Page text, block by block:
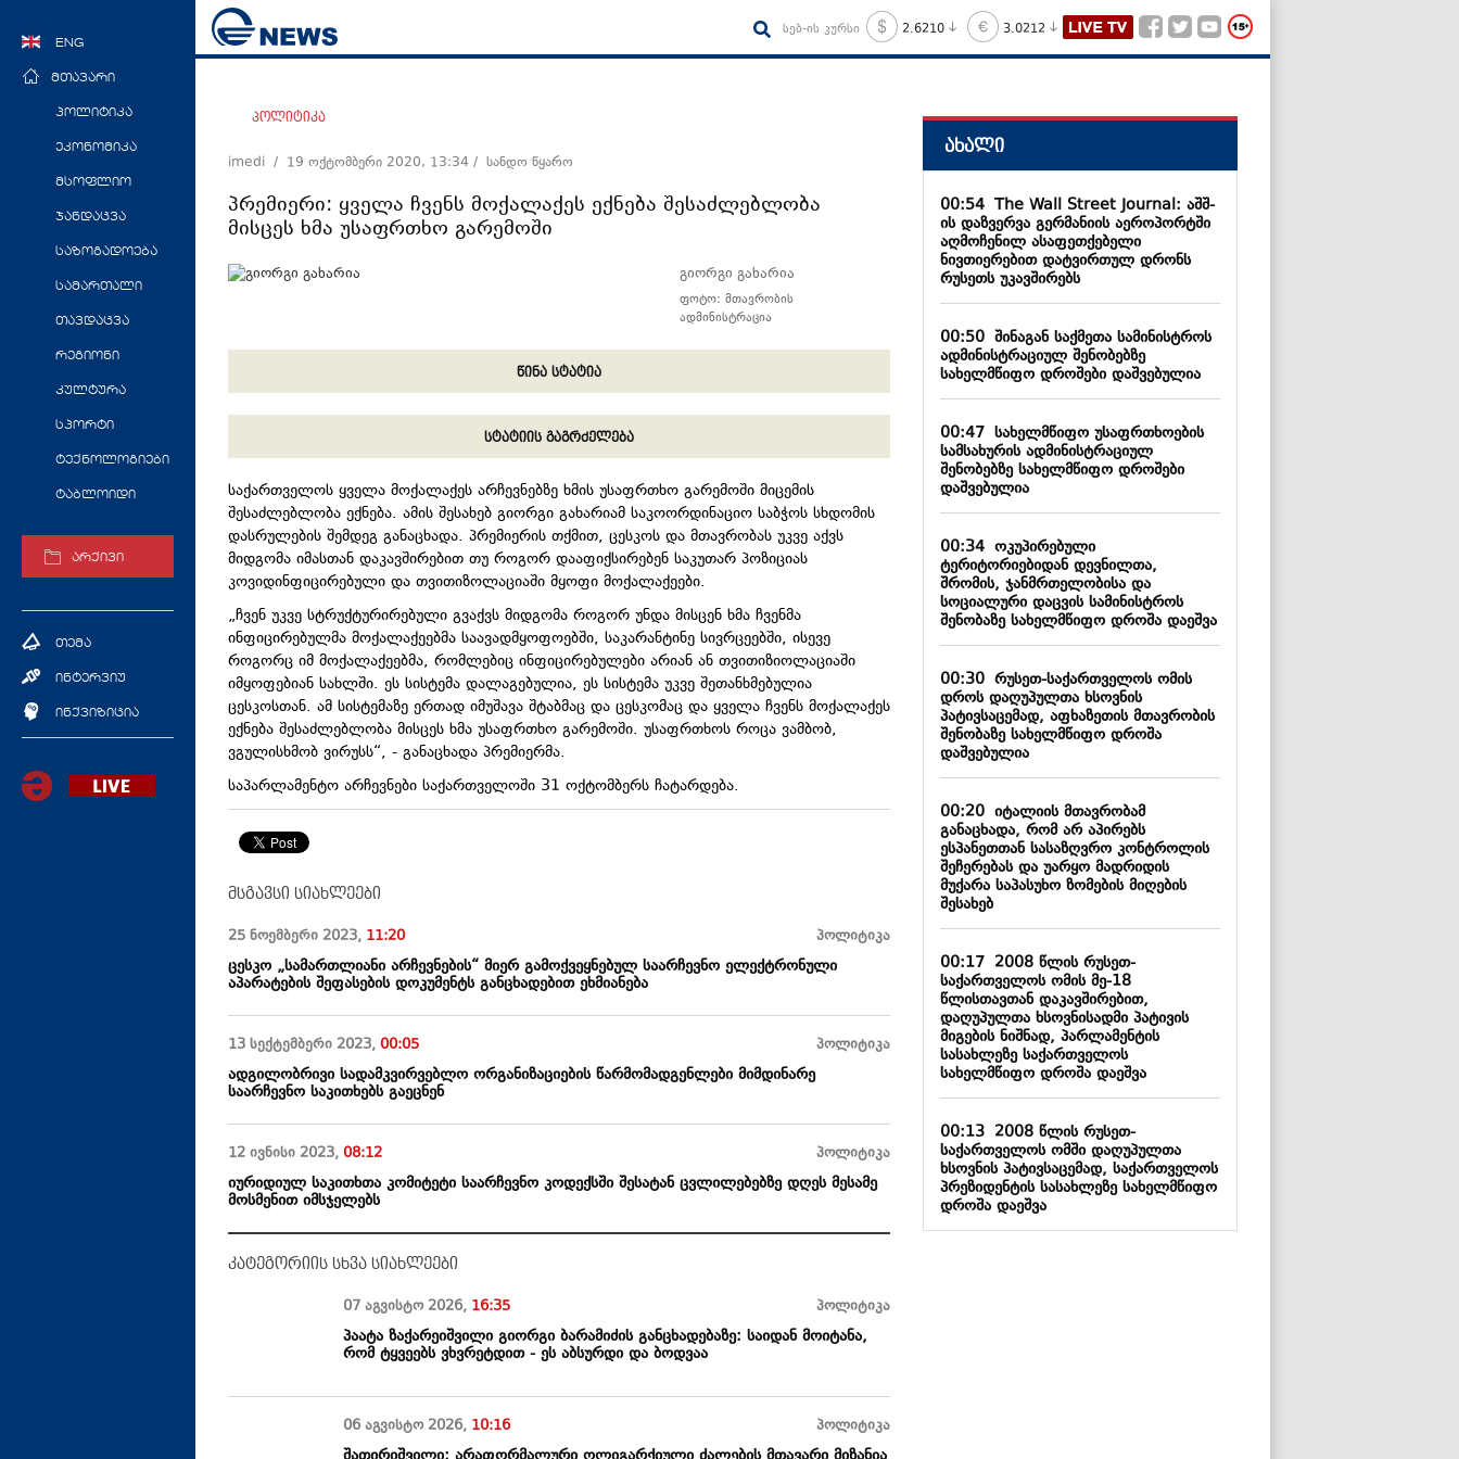
ENG
მთავარი
პოლიტიკა
ეკონომიკა
მსოფლიო
ჯანდაცვა
საზოგადოება
სამართალი
თავდაცვა
რეგიონი
კულტურა
სპორტი
ტექნოლოგიები
ტაბლოიდი
არქივი
თემა
ინტერვიუ
ინქვიზიცია
სებ-ის კურსი 2.6210 3.0212
პოლიტიკა
imedi / 19 ოქტომბერი 2020, 13:34 / სანდო წყარო
პრემიერი: ყველა ჩვენს მოქალაქეს ექნება შესაძლებლობა
მისცეს ხმა უსაფრთხო გარემოში
გიორგი გახარია
ფოტო: მთავრობის
ადმინისტრაცია
წინა სტატია
სტატიის გაგრძელება
საქართველოს ყველა მოქალაქეს არჩევნებზე ხმის უსაფრთხო გარემოში მიცემის
შესაძლებლობა ექნება. ამის შესახებ გიორგი გახარიამ საკოორდინაციო საბჭოს სხდომის
დასრულების შემდეგ განაცხადა. პრემიერის თქმით, ცესკოს და მთავრობას უკვე აქვს
მიდგომა იმასთან დაკავშირებით თუ როგორ დააფიქსირებენ საკუთარ პოზიციას
კოვიდინფიცირებული და თვითიზოლაციაში მყოფი მოქალაქეები.
„ჩვენ უკვე სტრუქტურირებული გვაქვს მიდგომა როგორ უნდა მისცენ ხმა ჩვენმა
ინფიცირებულმა მოქალაქეებმა საავადმყოფოებში, საკარანტინე სივრცეებში, ისევე
როგორც იმ მოქალაქეებმა, რომლებიც ინფიცირებულები არიან ან თვითიზიოლაციაში
იმყოფებიან სახლში. ეს სისტემა დალაგებულია, ეს სისტემა უკვე შეთანხმებულია
ცესკოსთან. ამ სისტემაზე ერთად იმუშავა შტაბმაც და ცესკომაც და ყველა ჩვენს მოქალაქეს
ექნება შესაძლებლობა მისცეს ხმა უსაფრთხო გარემოში. უსაფრთხოს როცა ვამბობ,
ვგულისხმობ ვირუსს“, - განაცხადა პრემიერმა.
საპარლამენტო არჩევნები საქართველოში 31 ოქტომბერს ჩატარდება.
მსგავსი სიახლეები
25 ნოემბერი 2023, 11:20 პოლიტიკა
ცესკო „სამართლიანი არჩევნების“ მიერ გამოქვეყნებულ საარჩევნო ელექტრონული
აპარატების შეფასების დოკუმენტს განცხადებით ეხმიანება
13 სექტემბერი 2023, 00:05 პოლიტიკა
ადგილობრივი სადამკვირვებლო ორგანიზაციების წარმომადგენლები მიმდინარე
საარჩევნო საკითხებს გაეცნენ
12 ივნისი 2023, 08:12 პოლიტიკა
იურიდიულ საკითხთა კომიტეტი საარჩევნო კოდექსში შესატან ცვლილებებზე დღეს მესამე
მოსმენით იმსჯელებს
კატეგორიის სხვა სიახლეები
07 აგვისტო 2026, 16:35 პოლიტიკა
პაატა ზაქარეიშვილი გიორგი ბარამიძის განცხადებაზე: საიდან მოიტანა,
რომ ტყვეებს ვხვრეტდით - ეს აბსურდი და ბოდვაა
06 აგვისტო 2026, 10:16 პოლიტიკა
ახალი
00:54The Wall Street Journal: აშშ-
ის დაზვერვა გერმანიის აეროპორტში
აღმოჩენილ ასაფეთქებელი
ნივთიერებით დატვირთულ დრონს
რუსეთს უკავშირებს
00:50შინაგან საქმეთა სამინისტროს
ადმინისტრაციულ შენობებზე
სახელმწიფო დროშები დაშვებულია
00:47სახელმწიფო უსაფრთხოების
სამსახურის ადმინისტრაციულ
შენობებზე სახელმწიფო დროშები
დაშვებულია
00:34ოკუპირებული
ტერიტორიებიდან დევნილთა,
შრომის, ჯანმრთელობისა და
სოციალური დაცვის სამინისტროს
შენობაზე სახელმწიფო დროშა დაეშვა
00:30რუსეთ-საქართველოს ომის
დროს დაღუპულთა ხსოვნის
პატივსაცემად, აფხაზეთის მთავრობის
შენობაზე სახელმწიფო დროშა
დაშვებულია
00:20იტალიის მთავრობამ
განაცხადა, რომ არ აპირებს
ესპანეთთან სასაზღვრო კონტროლის
შეჩერებას და უარყო მადრიდის
მუქარა საპასუხო ზომების მიღების
შესახებ
00:172008 წლის რუსეთ-
საქართველოს ომის მე-18
წლისთავთან დაკავშირებით,
დაღუპულთა ხსოვნისადმი პატივის
მიგების ნიშნად, პარლამენტის
სასახლეზე საქართველოს
სახელმწიფო დროშა დაეშვა
00:132008 წლის რუსეთ-
საქართველოს ომში დაღუპულთა
ხსოვნის პატივსაცემად, საქართველოს
პრეზიდენტის სასახლეზე სახელმწიფო
დროშა დაეშვა